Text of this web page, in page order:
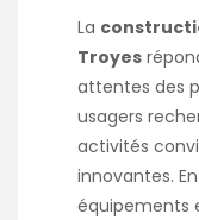
La
Troyes
attentes des
usagers
activités
innovantes.
équipements